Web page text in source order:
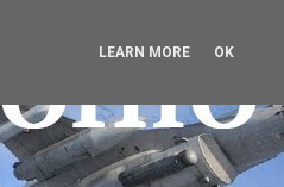
LEARN MORE OK